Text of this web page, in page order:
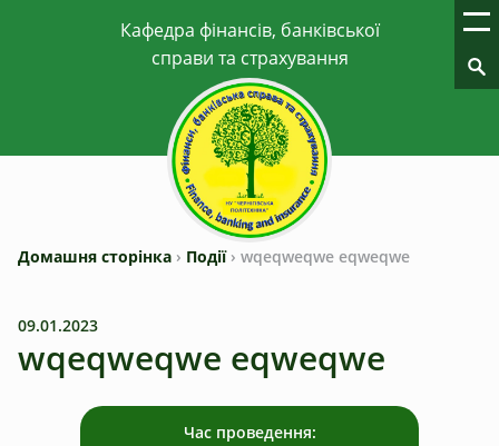
Домашня сторінка › Події› wqeqweqwe eqweqwe
09.01.2023
wqeqweqwe eqweqwe
Час проведення: